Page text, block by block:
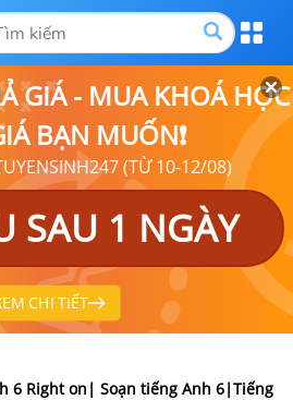
GIÁ - MUA KHOÁ HỌC
BẠN MUỐN❗
(TỪ 10-12/08)
SAU 1 NGÀY
CHI TIẾT
6 Right on| Soạn tiếng Anh 6|Tiếng